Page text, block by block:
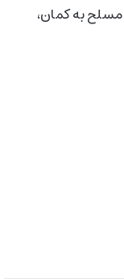
مسلح به کمان،